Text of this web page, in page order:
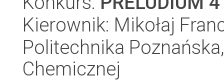
Kierownik: Mikołaj
Politechnika
Chemicznej